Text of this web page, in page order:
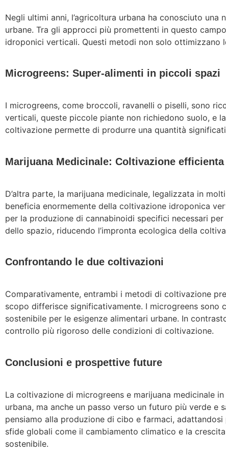
Negli ultimi anni, l’agricoltura urbana ha conosciuto
urbane. Tra gli approcci più promettenti in questo
idroponici verticali. Questi metodi non solo ottimizzano
Microgreens: Super-alimenti in piccoli spazi
I microgreens, come broccoli, ravanelli o piselli, sono
verticali, queste piccole piante non richiedono suolo, e
coltivazione permette di produrre una quantità
Marijuana Medicinale: Coltivazione
D’altra parte, la marijuana medicinale, legalizzata in
beneficia enormemente della coltivazione idroponica
per la produzione di cannabinoidi specifici necessari
dello spazio, riducendo l’impronta ecologica della
Confrontando le due coltivazioni
Comparativamente, entrambi i metodi di coltivazione
scopo differisce significativamente. I microgreens
sostenibile per le esigenze alimentari urbane. In
controllo più rigoroso delle condizioni di coltivazione.
Conclusioni e prospettive future
La coltivazione di microgreens e marijuana medicinale
urbana, ma anche un passo verso un futuro più verde e
pensiamo alla produzione di cibo e farmaci,
sfide globali come il cambiamento climatico e la
sostenibile.